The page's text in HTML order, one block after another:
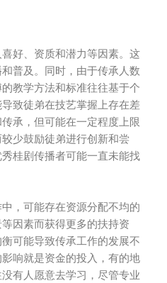
好、资质和潜力等因素。这
普及。同时，由于传承人数
教学方法和标准往往基于个
致徒弟在技艺掌握上存在差
承，但可能在一定程度上限
少鼓励徒弟进行创新和尝
桂剧传播者可能一直未能找
，可能存在资源分配不均的
因素而获得更多的扶持资
可能导致传承工作的发展不
响就是资金的投入，有的地
有人愿意去学习，尽管专业